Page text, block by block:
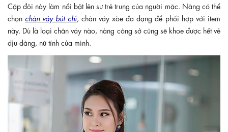
Cặp đôi này làm nổi bật lên sự trẻ trung của người mặc. Nàng có thể
chọn chân váy bút chì, chân váy xòe đa dạng để phối hợp với item
này. Dù là loại chân váy nào, nàng công sở cũng sẽ khoe được hết vẻ
dịu dàng, nữ tính của mình.